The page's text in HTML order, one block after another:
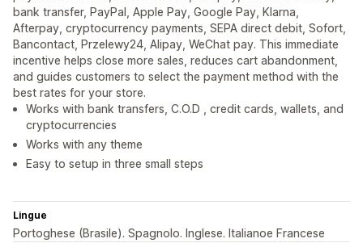
bank transfer, PayPal, Apple Pay, Google Pay, Klarna,
Afterpay, cryptocurrency payments, SEPA direct debit, Sofort,
Bancontact, Przelewy24, Alipay, WeChat pay. This immediate
incentive helps close more sales, reduces cart abandonment,
and guides customers to select the payment method with the
best rates for your store.
Works with bank transfers, C.O.D , credit cards, wallets, and
cryptocurrencies
Works with any theme
Easy to setup in three small steps
Lingue
Portoghese (Brasile). Spagnolo. Inglese. Italianoe Francese